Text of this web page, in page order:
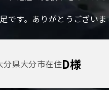
です。ありがとうございま
分県大分市在住D様